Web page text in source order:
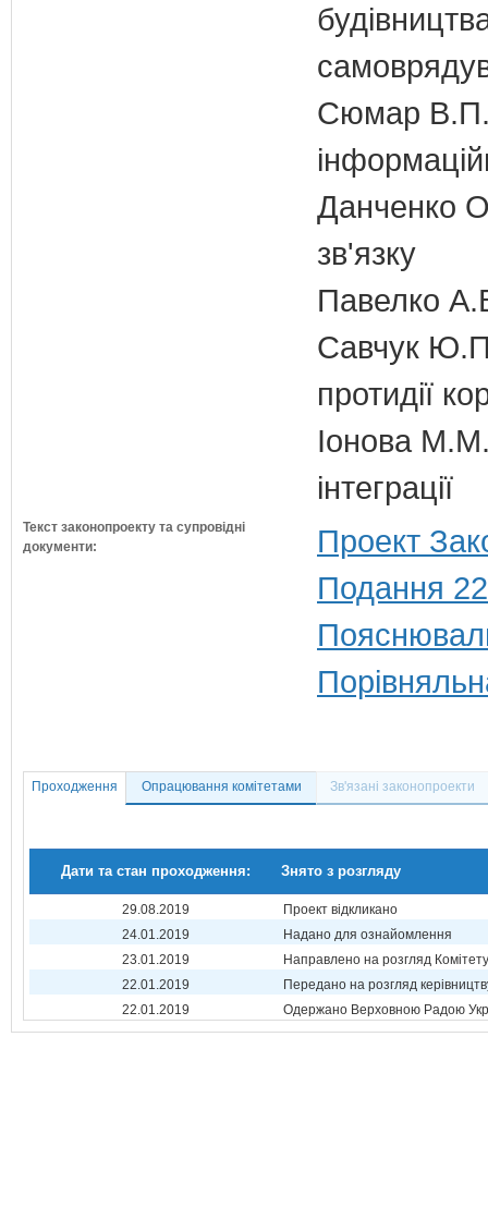
Сюмар В.П.
Данченко
зв'язку
Павелко
Савчук Ю.П.
протидії
Іонова М.М.
інтеграції
Текст законопроекту та супровідні
документи:
Проект
Подання
Проходження Опрацювання комітетами Зв'язані законопроекти
Дати та стан проходження: Знято з розгляду
29.08.2019
Проект відкликано
24.01.2019
Надано для ознайомлення
23.01.2019
Направлено на розгляд Комітету
22.01.2019
Передано на розгляд
22.01.2019
Одержано Верховною Радою